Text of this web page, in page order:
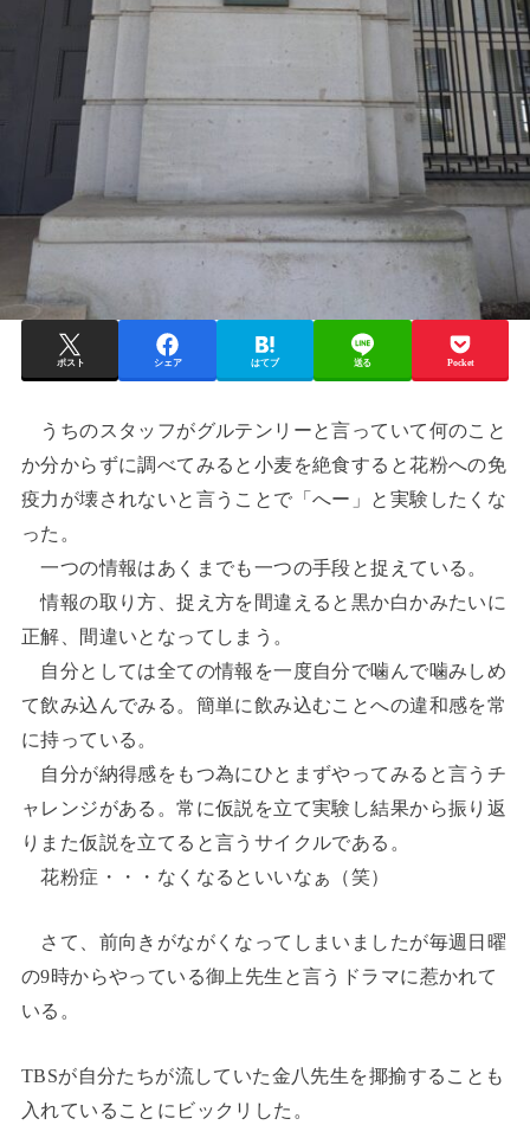
ポスト シェア はてブ 送る Pocket
うちのスタッフがグルテンリーと言っていて何のこと
か分からずに調べてみると小麦を絶食すると花粉への免
疫力が壊されないと言うことで「へー」と実験したくな
った。
一つの情報はあくまでも一つの手段と捉えている。
情報の取り方、捉え方を間違えると黒か白かみたいに
正解、間違いとなってしまう。
自分としては全ての情報を一度自分で噛んで噛みしめ
て飲み込んでみる。簡単に飲み込むことへの違和感を常
に持っている。
自分が納得感をもつ為にひとまずやってみると言うチ
ャレンジがある。常に仮説を立て実験し結果から振り返
りまた仮説を立てると言うサイクルである。
花粉症・・・なくなるといいなぁ（笑）
さて、前向きがながくなってしまいましたが毎週日曜
の9時からやっている御上先生と言うドラマに惹かれて
いる。
TBSが自分たちが流していた金八先生を揶揄することも
入れていることにビックリした。